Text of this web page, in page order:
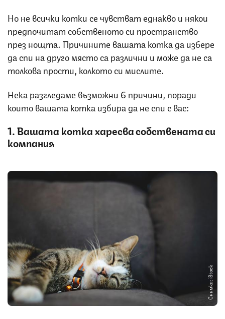
Но не всички котки се чувстват еднакво и някои
предпочитат собственото си пространство
през нощта. Причините вашата котка да избере
да спи на друго място са различни и може да не са
толкова прости, колкото си мислите.
Нека разгледаме възможни 6 причини, поради
които вашата котка избира да не спи с вас:
1. Вашата котка харесва собствената си
компания
Снимка: iStock